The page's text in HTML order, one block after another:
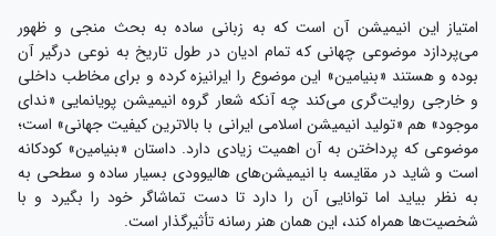
امتیاز این انیمیشن آن است که به زبانی ساده به بحث منجی و ظهور
می‌پردازد موضوعی چهانی که تمام ادیان در طول تاریخ به نوعی درگیر آن
بوده و هستند «بنیامین» این موضوع را ایرانیزه کرده و برای مخاطب داخلی
و خارجی روایت‌گری می‌کند چه آنکه شعار گروه انیمیشن پویانمایی «ندای
موجود» هم «تولید انیمیشن اسلامی ایرانی با بالاترین کیفیت جهانی» است؛
موضوعی که پرداختن به آن اهمیت زیادی دارد. داستان «بنیامین» کودکانه
است و شاید در مقایسه با انیمیشن‌های هالیوودی بسیار ساده و سطحی به
به نظر بیاید اما توانایی آن را دارد تا دست تماشاگر خود را بگیرد و با
شخصیت‌ها همراه کند، این همان هنر رسانه تأثیرگذار است.